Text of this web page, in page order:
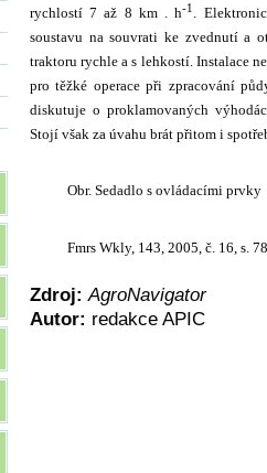
rychlostí 7 až 8 km . h-1 .
soustavu na souvrati ke zvednutí a
traktoru rychle a s lehkostí. Instalace
pro těžké operace při zpracování
diskutuje o proklamovaných
Stojí však za úvahu brát přitom i
Obr. Sedadlo s ovládacími prvky
Fmrs Wkly, 143, 2005, č. 16, s.
Zdroj: AgroNavigator
Autor: redakce APIC